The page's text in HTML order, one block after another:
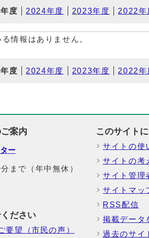
度 2024年度 2023年度 2022年
情報はありません。
度 2024年度 2023年度 2022年
案内
ー
まで（年中無休）
ださい
要望（市民の声）
このサイト
サイトの使
サイトの考
サイト管理
サイトマッ
RSS配信
掲載データ
過去のサイ